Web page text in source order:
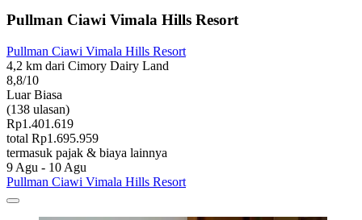
Pullman Ciawi Vimala Hills Resort
Pullman Ciawi Vimala Hills Resort
4,2 km dari Cimory Dairy Land
8,8/10
Luar Biasa
(138 ulasan)
Rp1.401.619
total Rp1.695.959
termasuk pajak & biaya lainnya
9 Agu - 10 Agu
Pullman Ciawi Vimala Hills Resort